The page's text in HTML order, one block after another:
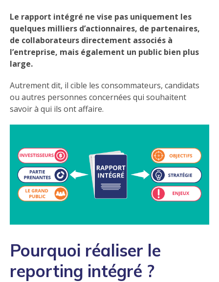
Le rapport intégré ne vise pas uniquement les
quelques milliers d’actionnaires, de partenaires,
de collaborateurs directement associés à
l’entreprise, mais également un public bien plus
large.
Autrement dit, il cible les consommateurs, candidats
ou autres personnes concernées qui souhaitent
savoir à qui ils ont affaire.
Pourquoi réaliser le
reporting intégré ?